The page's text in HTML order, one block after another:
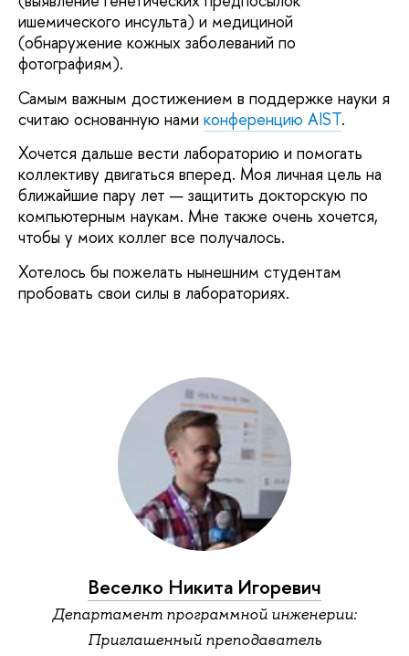
ишемического инсульта) и медициной
(обнаружение кожных заболеваний по
фотографиям).
Самым важным достижением в поддержке науки я
считаю основанную нами конференцию AIST.
Хочется дальше вести лабораторию и помогать
коллективу двигаться вперед. Моя личная цель на
ближайшие пару лет — защитить докторскую по
компьютерным наукам. Мне также очень хочется,
чтобы у моих коллег все получалось.
Хотелось бы пожелать нынешним студентам
пробовать свои силы в лабораториях.
Веселко Никита Игоревич
Департамент программной инженерии:
Приглашенный преподаватель